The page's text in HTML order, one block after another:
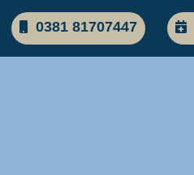
0381 81707447